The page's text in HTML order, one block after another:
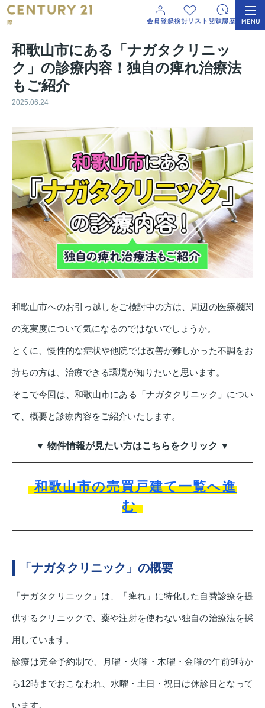
和歌山市にある「ナガタクリニッ
ク」の診療内容！独自の痺れ治療法
もご紹介
2025.06.24
和歌山市へのお引っ越しをご検討中の方は、周辺の医療機関
の充実度について気になるのではないでしょうか。
とくに、慢性的な症状や他院では改善が難しかった不調をお
持ちの方は、治療できる環境が知りたいと思います。
そこで今回は、和歌山市にある「ナガタクリニック」につい
て、概要と診療内容をご紹介いたします。
▼ 物件情報が見たい方はこちらをクリック ▼
和歌山市の売買戸建て一覧へ進
む
「ナガタクリニック」の概要
「ナガタクリニック」は、「痺れ」に特化した自費診療を提
供するクリニックで、薬や注射を使わない独自の治療法を採
用しています。
診療は完全予約制で、月曜・火曜・木曜・金曜の午前9時か
ら12時までおこなわれ、水曜・土日・祝日は休診日となって
います。